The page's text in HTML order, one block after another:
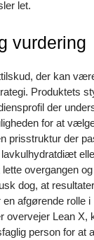
let.
vurdering
der kan
Produktets
der
for at
prisstruktur der
overgangen
dog, at
afgørende rolle i
overvejer Lean X,
person for at